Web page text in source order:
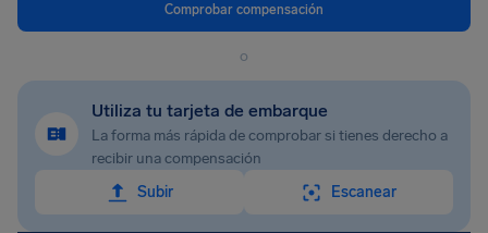
Comprobar compensación
o
Utiliza tu tarjeta de embarque
La forma más rápida de comprobar si tienes derecho a
recibir una compensación
Subir
Escanear